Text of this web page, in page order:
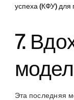
успеха (КФУ) для
7.
Эта последняя